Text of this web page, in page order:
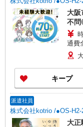
大阪
不
通費
キープ
派遣社員
株式会社kotrio /●OS-H2-
大